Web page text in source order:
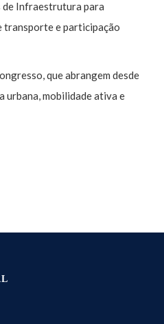
Infraestrutura para
transporte e participação
que abrangem desde
urbana, mobilidade ativa e